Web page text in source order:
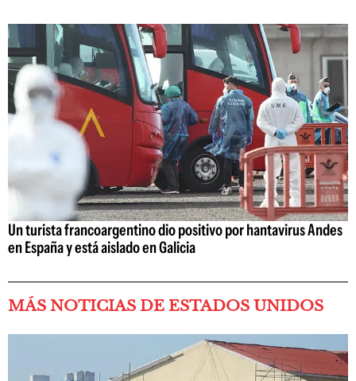
Un turista francoargentino dio positivo por hantavirus Andes
en España y está aislado en Galicia
MÁS NOTICIAS DE ESTADOS UNIDOS